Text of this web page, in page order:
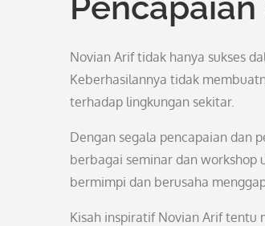
Novian Arif tidak hanya sukses
Keberhasilannya tidak
terhadap lingkungan sekitar.
Dengan segala pencapaian dan
berbagai seminar dan workshop
bermimpi dan berusaha
Kisah inspiratif Novian Arif tentu